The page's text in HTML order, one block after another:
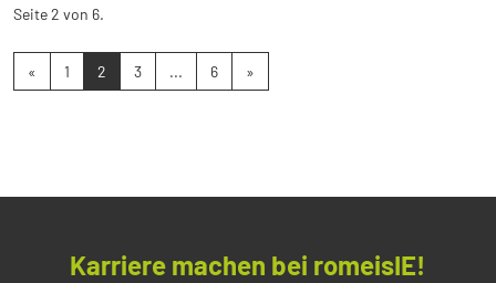
Seite 2 von 6.
« 1 2 3 ... 6 »
Karriere machen bei romeisIE!